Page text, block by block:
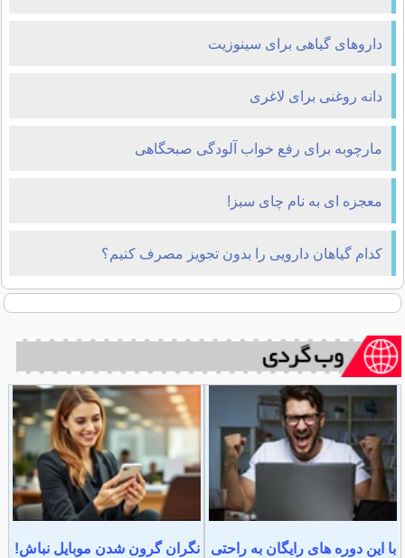
داروهای گیاهی برای سینوزیت
دانه روغنی برای لاغری
مارچوبه برای رفع خواب آلودگی صبحگاهی
معجزه ای به نام چای سبز!
کدام گیاهان دارویی را بدون تجویز مصرف کنیم؟
با این دوره های رایگان به راحتی
نگران گرون شدن موبایل نباش!